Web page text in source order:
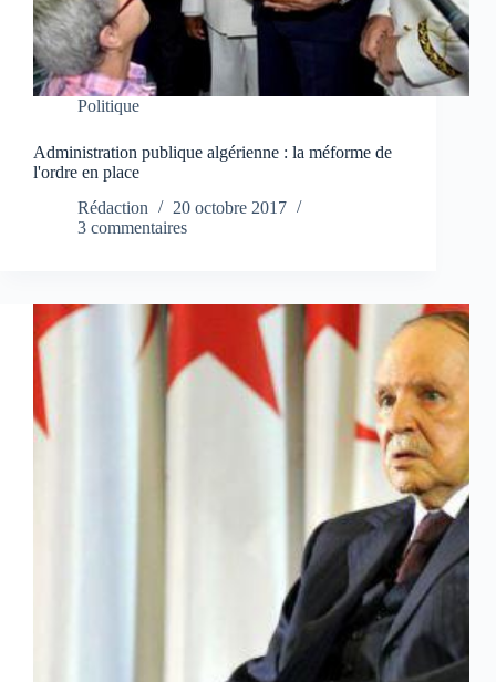
Politique
Administration publique algérienne : la méforme de
l'ordre en place
Rédaction
20 octobre 2017
3 commentaires